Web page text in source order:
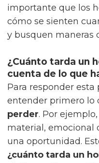
importante que los
cómo se sienten
y busquen maneras
¿Cuánto tarda un
cuenta de lo que
Para responder
entender primero lo
perder. Por
material, emocional
una oportunidad.
¿cuánto tarda un